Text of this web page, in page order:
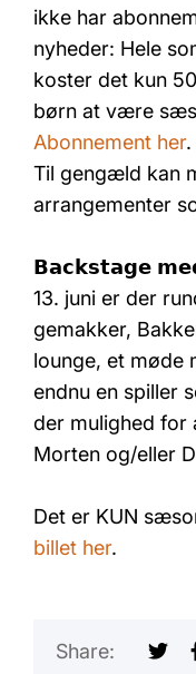
ikke har
nyheder: Hele
koster det kun
børn at være
Abonnement her.
Til gengæld kan
arrangementer
𝗕𝗮𝗰𝗸𝘀𝘁𝗮𝗴𝗲
13. juni er der
gemakker,
lounge, et møde
endnu en spiller
der mulighed for
Morten og/eller
Det er KUN
billet her.
Share: